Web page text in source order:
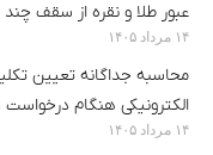
عبور طلا و نقره از سقف
۱۴ مرداد ۱۴۰۵
الکترونیکی هنگام
۱۴ مرداد ۱۴۰۵